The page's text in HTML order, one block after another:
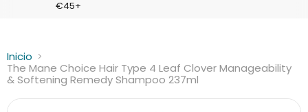
€45+
Inicio
The Mane Choice Hair Type 4 Leaf Clover Manageability
& Softening Remedy Shampoo 237ml